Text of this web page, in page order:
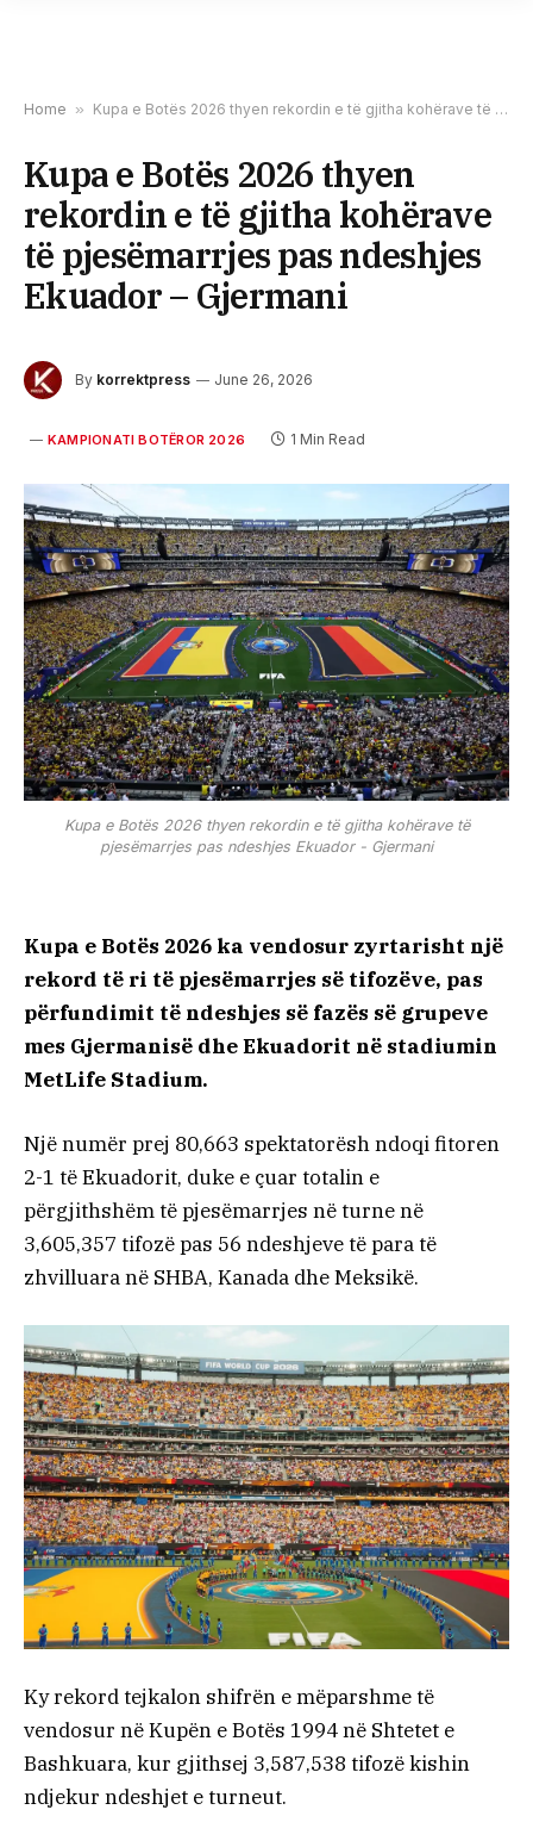
Home » Kupa e Botës 2026 thyen rekordin e të gjitha kohërave të pjesëmarrjes pas ndeshjes Ekuador – Gjermani
Kupa e Botës 2026 thyen
rekordin e të gjitha kohërave
të pjesëmarrjes pas ndeshjes
Ekuador – Gjermani
By korrektpress June 26, 2026
KAMPIONATI BOTËROR 2026 1 Min Read
Kupa e Botës 2026 thyen rekordin e të gjitha kohërave të
pjesëmarrjes pas ndeshjes Ekuador - Gjermani
Kupa e Botës 2026 ka vendosur zyrtarisht një
rekord të ri të pjesëmarrjes së tifozëve, pas
përfundimit të ndeshjes së fazës së grupeve
mes Gjermanisë dhe Ekuadorit në stadiumin
MetLife Stadium.
Një numër prej 80,663 spektatorësh ndoqi fitoren
2-1 të Ekuadorit, duke e çuar totalin e
përgjithshëm të pjesëmarrjes në turne në
3,605,357 tifozë pas 56 ndeshjeve të para të
zhvilluara në SHBA, Kanada dhe Meksikë.
Ky rekord tejkalon shifrën e mëparshme të
vendosur në Kupën e Botës 1994 në Shtetet e
Bashkuara, kur gjithsej 3,587,538 tifozë kishin
ndjekur ndeshjet e turneut.